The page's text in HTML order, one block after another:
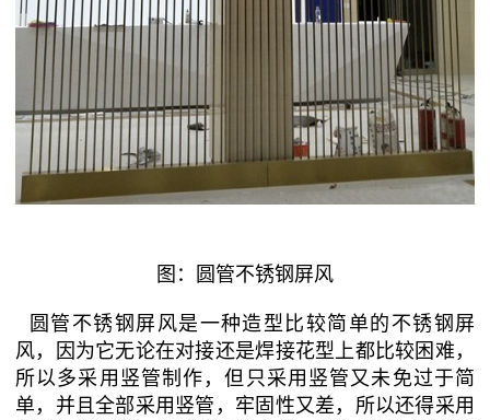
图：圆管不锈钢屏风
圆管不锈钢屏风是一种造型比较简单的不锈钢屏
风，因为它无论在对接还是焊接花型上都比较困难，
所以多采用竖管制作，但只采用竖管又未免过于简
单，并且全部采用竖管，牢固性又差，所以还得采用